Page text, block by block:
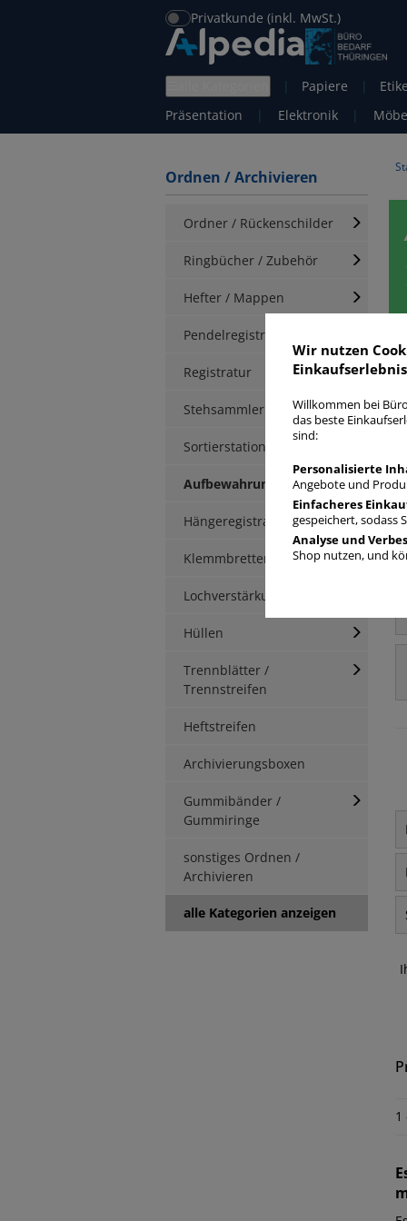
Privatkunde (inkl. MwSt.)
| Papiere |
Präsentation
| Elektronik |
Ordnen / Archivieren
Ordner / Rückenschilder
Ringbücher / Zubehör
Hefter / Mappen
Pendelregistratur
Registratur
Stehsammler
Sortierstationen / Ablagen
Aufbewahrungsbox
Hängeregistratur
Klemmbretter / -mappen
Lochverstärkung
Hüllen
Trennblätter /
Trennstreifen
Heftstreifen
Archivierungsboxen
Gummibänder /
Gummiringe
sonstiges Ordnen /
Archivieren
alle Kategorien anzeigen
1
Wir nutzen
Willkommen bei
das beste
sind:
Personalisierte
Angebote und
Einfacheres
gespeichert, sodass
Analyse und
Shop nutzen, und